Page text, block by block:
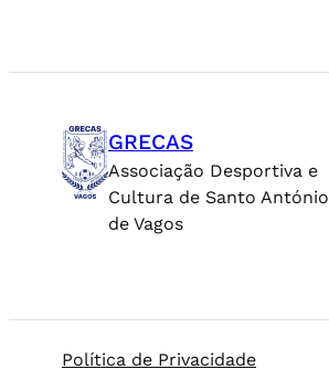
GRECAS
Associação Desportiva e
Cultura de Santo António
de Vagos
Política de Privacidade